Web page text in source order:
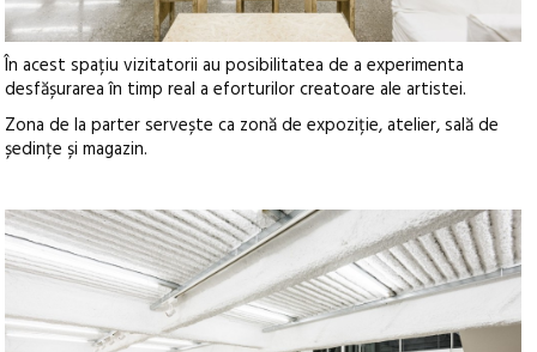
În acest spațiu vizitatorii au posibilitatea de a experimenta
desfășurarea în timp real a eforturilor creatoare ale artistei.
Zona de la parter servește ca zonă de expoziție, atelier, sală de
ședințe și magazin.